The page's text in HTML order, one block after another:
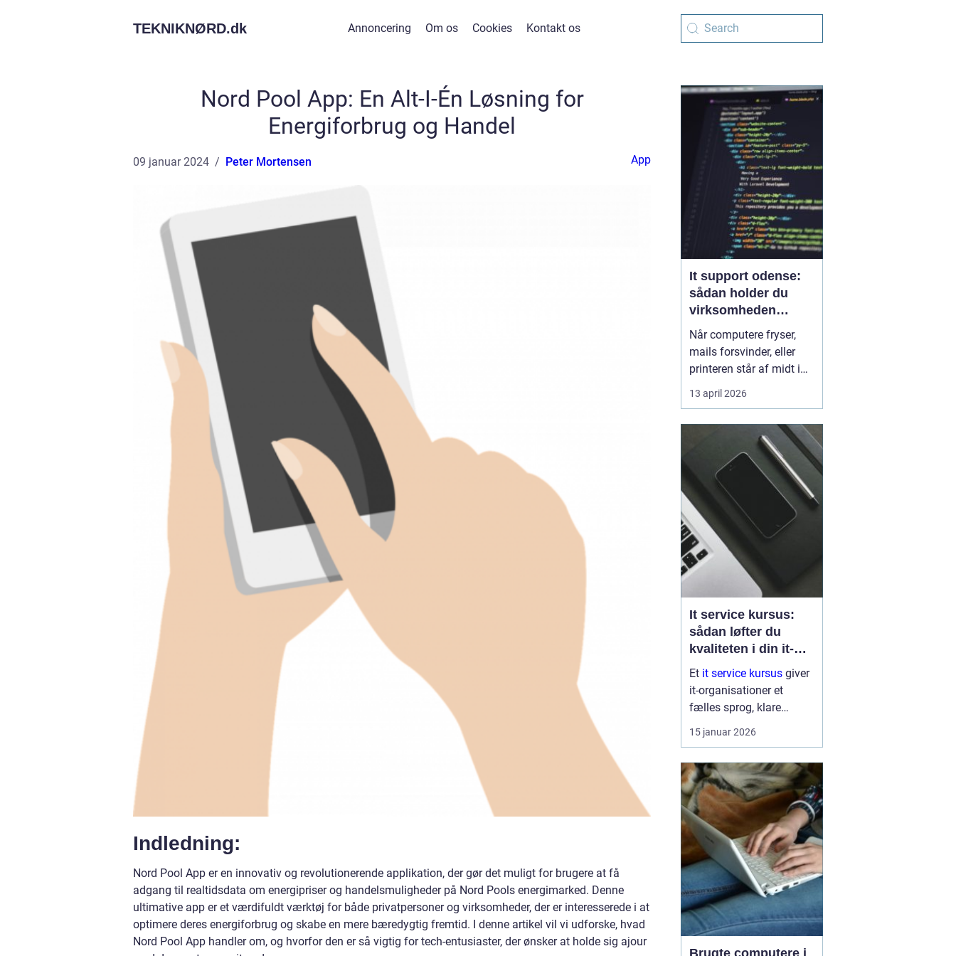
TEKNIKNØRD.dk Annoncering Om os Cookies Kontakt os
Nord Pool App: En Alt-I-Én Løsning for
Energiforbrug og Handel
09 januar 2024 Peter Mortensen App
Indledning:
Nord Pool App er en innovativ og revolutionerende applikation, der gør det muligt for brugere at få
adgang til realtidsdata om energipriser og handelsmuligheder på Nord Pools energimarked. Denne
ultimative app er et værdifuldt værktøj for både privatpersoner og virksomheder, der er interesserede i at
optimere deres energiforbrug og skabe en mere bæredygtig fremtid. I denne artikel vil vi udforske, hvad
Nord Pool App handler om, og hvorfor den er så vigtig for tech-entusiaster, der ønsker at holde sig ajour
It support odense:
sådan holder du
virksomheden
kørende uden
afbrydelser
Når computere fryser,
mails forsvinder, eller
printeren står af midt i
en vigtig opgave, kan
hele arbejdsdagen gå i
virksomheder i og
omkring Odense er stabil
IT lige så vigtig som
strøm i stikkontakten.
Uden den går alt i stå.
Derfor ...
13 april 2026
It service kursus:
sådan løfter du
kvaliteten i din it-
afdeling
Et it service kursus giver
it-organisationer et
fælles sprog, klare
arbejdsgange og en
bedre forståelse af
it-afdelinger arbejder
mere struktur...
15 januar 2026
Brugte computere i